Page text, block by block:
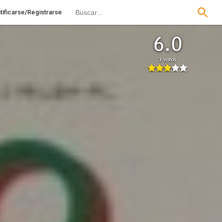
Registrarse
6.0
3 votos